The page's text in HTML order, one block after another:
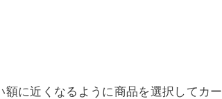
に近くなるように商品を選択してカー